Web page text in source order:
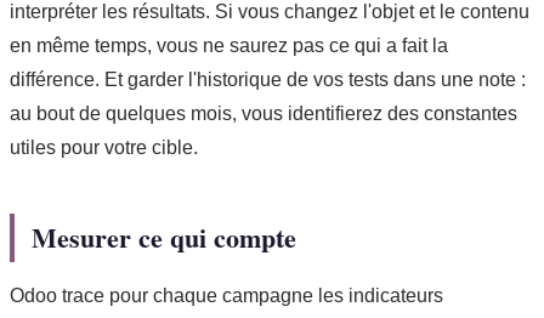
interpréter les résultats. Si vous changez l'objet et le contenu
en même temps, vous ne saurez pas ce qui a fait la
différence. Et garder l'historique de vos tests dans une note :
au bout de quelques mois, vous identifierez des constantes
utiles pour votre cible.
Mesurer ce qui compte
Odoo trace pour chaque campagne les indicateurs